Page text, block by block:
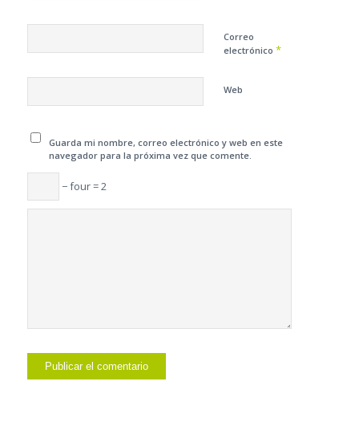
Correo
electrónico *
Web
Guarda mi nombre, correo electrónico y web en este
navegador para la próxima vez que comente.
− four = 2